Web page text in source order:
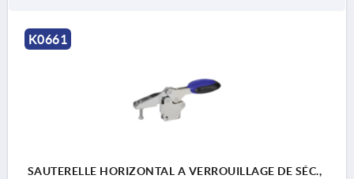
K0661
SAUTERELLE HORIZONTAL A VERROUILLAGE DE SÉC.,